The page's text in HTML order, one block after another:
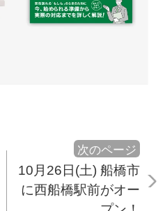
次のページ
10月26日(土) 船橋市
に西船橋駅前がオー